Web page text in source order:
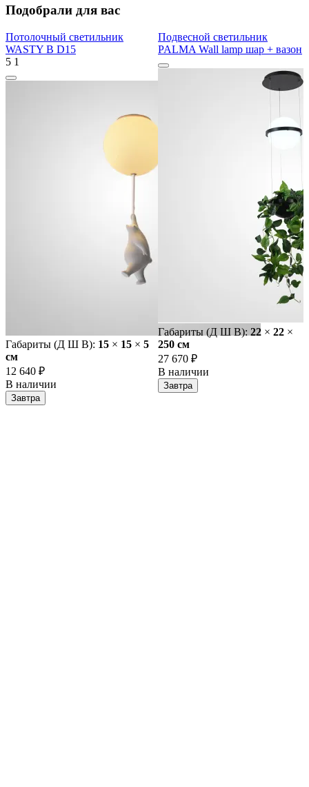
Подобрали для вас
Потолочный светильник
WASTY B D15
5 1
Габариты (Д Ш В): 15 × 15 × 5
cм
12 640 ₽
В наличии
Завтра
Подвесной светильник
PALMA Wall lamp шар + вазон
Габариты (Д Ш В): 22 × 22 ×
250 cм
27 670 ₽
В наличии
Завтра